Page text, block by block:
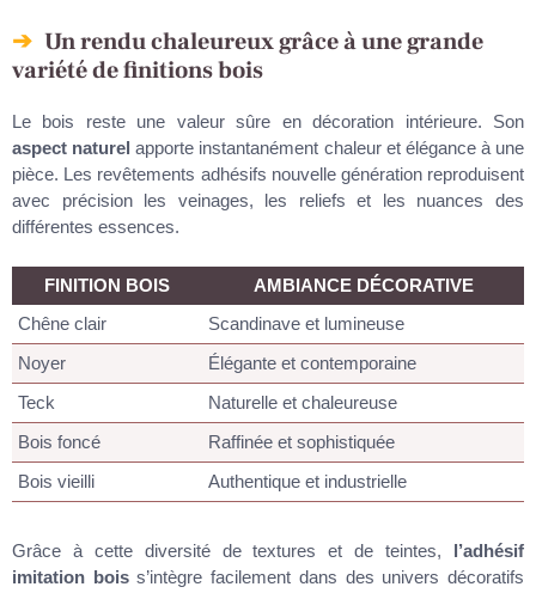
Un rendu chaleureux grâce à une grande
variété de finitions bois
Le bois reste une valeur sûre en décoration intérieure. Son
aspect naturel apporte instantanément chaleur et élégance à une
pièce. Les revêtements adhésifs nouvelle génération reproduisent
avec précision les veinages, les reliefs et les nuances des
différentes essences.
FINITION BOIS
AMBIANCE DÉCORATIVE
Chêne clair
Scandinave et lumineuse
Noyer
Élégante et contemporaine
Teck
Naturelle et chaleureuse
Bois foncé
Raffinée et sophistiquée
Bois vieilli
Authentique et industrielle
Grâce à cette diversité de textures et de teintes, l’adhésif
imitation boiss’intègre facilement dans des univers décoratifs